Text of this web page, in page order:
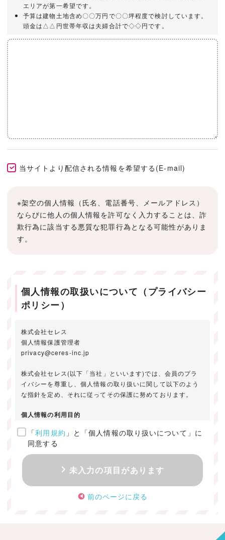
エリアが第一希望です。
予算は建物土地含め〇〇万円で〇〇坪程度で検討しています。
頭金は△△円世帯年収は夫婦合計で◇◇円です。
当サイトより配信される情報を希望する(E-mail)
※架空の個人情報（氏名、電話番号、メールアドレス）
ならびに他人の個人情報を許可なく入力することは、詐
欺行為に該当する悪質な犯罪行為となる可能性がありま
す。
個人情報の取扱いについて（プライバシー
ポリシー）
株式会社セレス
個人情報保護管理者
privacy@ceres-inc.jp
株式会社セレス(以下「当社」といいます)では、会員のプラ
イバシーを尊重し、個人情報の取り扱いに関して以下のよう
な指針を定め、それに従ってその保護に努めております。
個人情報の利用目的
ご提供いただきました個人情報は、以下のためにのみ利用い
たします。
・お問い合わせに対する回答及び資料送付のご連絡
・当社のお客様向けサービスの提供
・本人確認
・サービスの開発・改善のための分析
「利用規約 」と「個人情報の取り扱いについて」に
同意する
未入力の項目があります
前のページに戻る